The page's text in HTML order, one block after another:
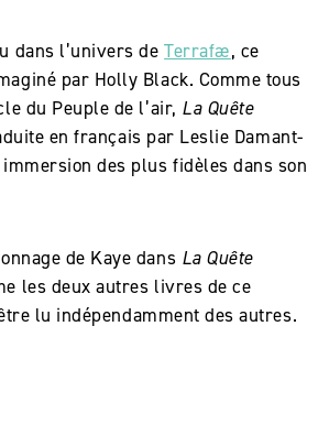
dans l’univers deTerrafæ, ce
par Holly Black. Comme tous
du Peuple de l’air, La Quête
en français par Leslie Damant-
des plus fidèles dans son
de Kaye dans La Quête
les deux autres livres de ce
lu indépendamment des autres.